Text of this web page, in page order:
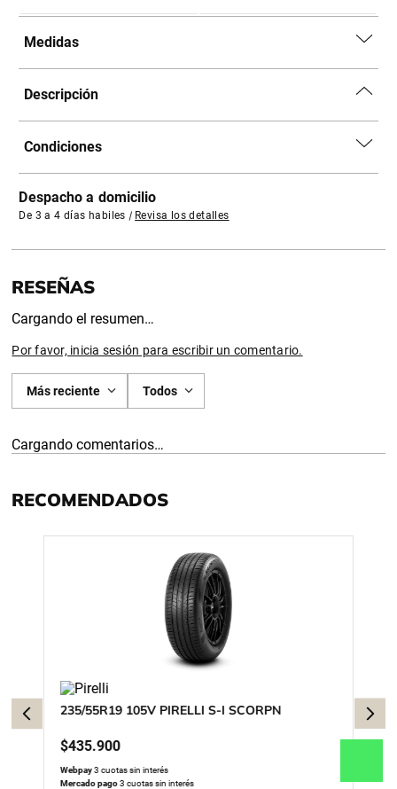
Medidas
Descripción
Condiciones
Despacho a domicilio
De 3 a 4 días habiles | Revisa los detalles
Cargando el resumen…
Por favor, inicia sesión para escribir un comentario.
Más reciente Todos
Cargando comentarios…
RECOMENDADOS
235/55R19 105V PIRELLI S-I SCORPN
$435.900
Webpay3 cuotas sin interés
Mercado pago3 cuotas sin interés